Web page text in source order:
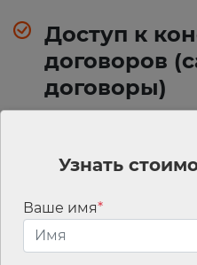
Доступ к
договоров
договоры)
Смарт-
Узнать
Ваше имя*